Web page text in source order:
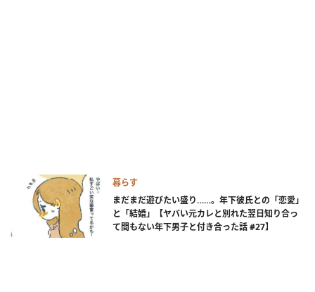
暮らす
まだまだ遊びたい盛り……。年下彼氏との「恋愛」
と「結婚」【ヤバい元カレと別れた翌日知り合っ
て間もない年下男子と付き合った話 #27】